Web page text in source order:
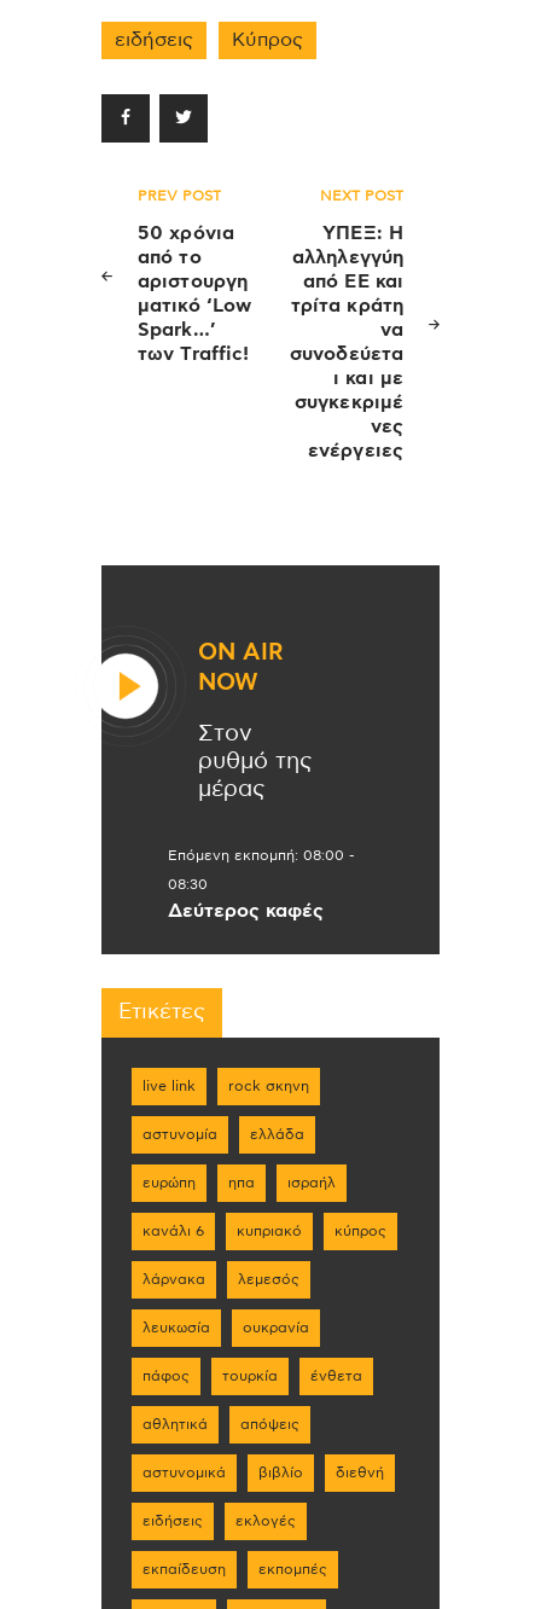
ειδήσεις Κύπρος
Πλοήγηση
άρθρων
PREV POST
50 χρόνια
από το
αριστουργη
ματικό ‘Low
Spark…’
των Traffic!
NEXT POST
ΥΠΕΞ: Η
αλληλεγγύη
από ΕΕ και
τρίτα κράτη
να
συνοδεύετα
ι και με
συγκεκριμέ
νες
ενέργειες
ON AIR
NOW
Στον
ρυθμό της
μέρας
Επόμενη εκπομπή: 08:00 -
08:30
Δεύτερος καφές
Ετικέτες
live link rock σκηνη
αστυνομία ελλάδα
ευρώπη ηπα ισραήλ
κανάλι 6 κυπριακό κύπρος
λάρνακα λεμεσός
λευκωσία ουκρανία
πάφος τουρκία ένθετα
αθλητικά απόψεις
αστυνομικά βιβλίο διεθνή
ειδήσεις εκλογές
εκπαίδευση εκπομπές